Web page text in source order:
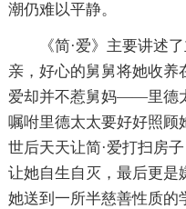
潮仍难以平静。
《简·爱》主要讲述
亲，好心的舅舅将她收养
爱却并不惹舅妈——里德
嘱咐里德太太要好好照顾
世后天天让简·爱打扫房
让她自生自灭，最后更是
她送到一所半慈善性质的